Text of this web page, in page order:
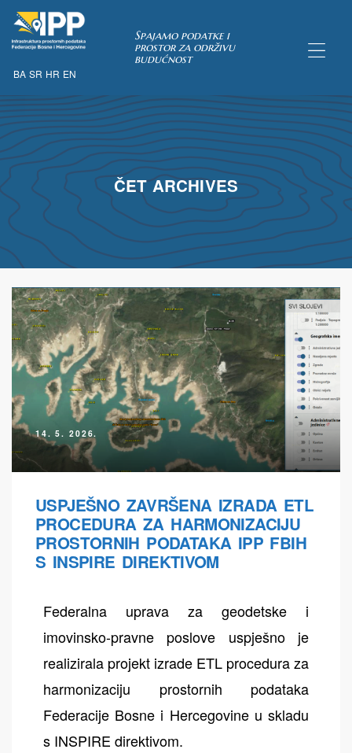
BA SR HR EN
Spajamo podatke i
prostor za održivu
budućnost
ČET ARCHIVES
14. 5. 2026.
USPJEŠNO ZAVRŠENA IZRADA ETL
PROCEDURA ZA HARMONIZACIJU
PROSTORNIH PODATAKA IPP FBIH
S INSPIRE DIREKTIVOM
Federalna uprava za geodetske i
imovinsko-pravne poslove uspješno je
realizirala projekt izrade ETL procedura za
harmonizaciju prostornih podataka
Federacije Bosne i Hercegovine u skladu
s INSPIRE direktivom.
uvjeta